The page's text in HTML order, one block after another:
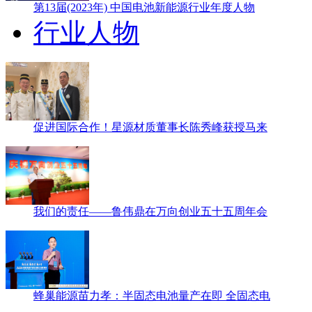
第13届(2023年) 中国电池新能源行业年度人物
行业人物
促进国际合作！星源材质董事长陈秀峰获授马来
我们的责任——鲁伟鼎在万向创业五十五周年会
蜂巢能源苗力孝：半固态电池量产在即 全固态电